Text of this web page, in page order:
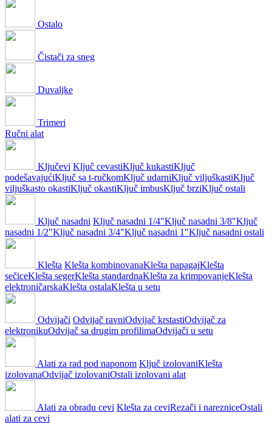
Ostalo
Čistači za sneg
Duvaljke
Trimeri
Ručni alat
Ključevi Ključ cevastiKljuč kukastiKljuč
podešavajućiKljuč sa t-ručkomKljuč udarniKljuč viljuškastiKljuč
viljuškasto okastiKljuč okastiKljuč imbusKljuč brziKljuč ostali
Ključ nasadni Ključ nasadni 1/4"Ključ nasadni 3/8"Ključ
nasadni 1/2"Ključ nasadni 3/4"Ključ nasadni 1"Ključ nasadni ostali
Klešta Klešta kombinovanaKlešta papagajKlešta
sečiceKlešta segerKlešta standardnaKlešta za krimpovanjeKlešta
elektroničarskaKlešta ostalaKlešta u setu
Odvijači Odvijač ravniOdvijač krstastiOdvijač za
elektronikuOdvijač sa drugim profilimaOdvijači u setu
Alati za rad pod naponom Ključ izolovaniKlešta
izolovanaOdvijač izolovaniOstali izolovani alat
Alati za obradu cevi Klešta za ceviRezači i narezniceOstali
alati za cevi